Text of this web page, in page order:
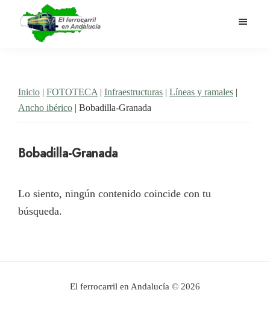
contenido
Andalucía
ferrocarril
en
Inicio | FOTOTECA | Infraestructuras | Líneas y ramales |
Ancho ibérico | Bobadilla-Granada
Bobadilla-Granada
Lo siento, ningún contenido coincide con tu
búsqueda.
El ferrocarril en Andalucía © 2026